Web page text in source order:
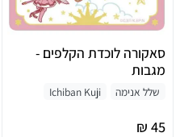
סאקורה לוכדת הקלפים -
מגבות
שלל אנימה Ichiban Kuji
45 ₪